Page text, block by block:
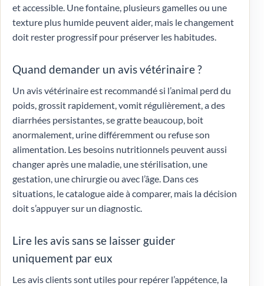
et accessible. Une fontaine, plusieurs gamelles ou une
texture plus humide peuvent aider, mais le changement
doit rester progressif pour préserver les habitudes.
Quand demander un avis vétérinaire ?
Un avis vétérinaire est recommandé si l’animal perd du
poids, grossit rapidement, vomit régulièrement, a des
diarrhées persistantes, se gratte beaucoup, boit
anormalement, urine différemment ou refuse son
alimentation. Les besoins nutritionnels peuvent aussi
changer après une maladie, une stérilisation, une
gestation, une chirurgie ou avec l’âge. Dans ces
situations, le catalogue aide à comparer, mais la décision
doit s’appuyer sur un diagnostic.
Lire les avis sans se laisser guider
uniquement par eux
Les avis clients sont utiles pour repérer l’appétence, la